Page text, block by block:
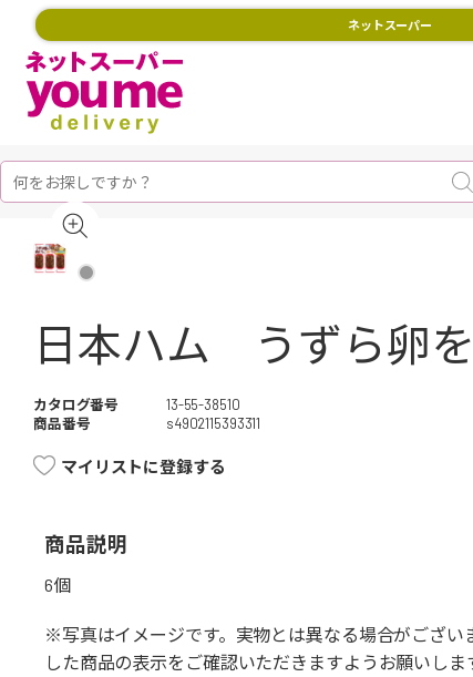
ネットスーパー
日本ハム うずら卵
カタログ番号
13-55-38510
商品番号
s4902115393311
マイリストに登録する
商品説明
6個
※写真はイメージです。実物とは異なる場合がござ
した商品の表示をご確認いただきますようお願いしま